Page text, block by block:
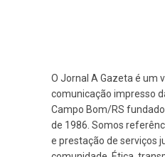
O Jornal A Gazeta é um
comunicação impresso
Campo Bom/RS
de 1986. Somos
e prestação de serviços